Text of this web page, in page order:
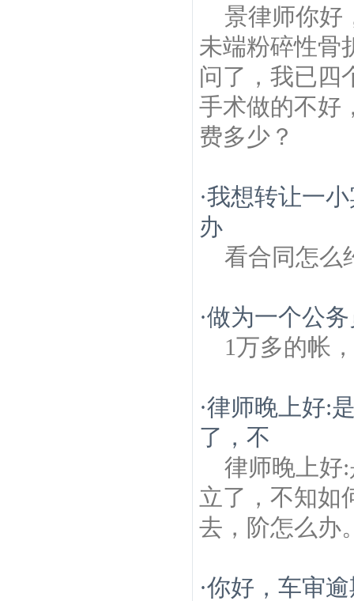
景律师你好
未端粉碎性骨
问了，我已四
手术做的不好
费多少？
·我想转让一
办
看合同怎么
·做为一个公
1万多的帐
·律师晚上好:
了，不
律师晚上好
立了，不知如
去，阶怎么办
·你好，车审